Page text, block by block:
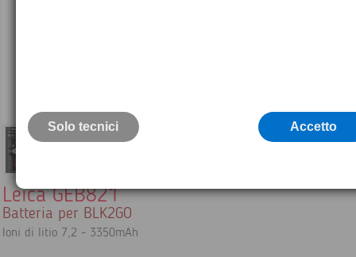
Leica GEB821
Batteria per BLK2GO
Ioni di litio 7,2 - 3350mAh
Solo tecnici Accetto